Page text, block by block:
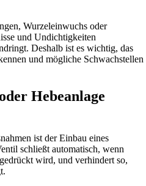
Wurzeleinwuchs oder
und Undichtigkeiten
Deshalb ist es wichtig, das
und mögliche Schwachstellen
Hebeanlage
ist der Einbau eines
schließt automatisch, wenn
wird, und verhindert so,